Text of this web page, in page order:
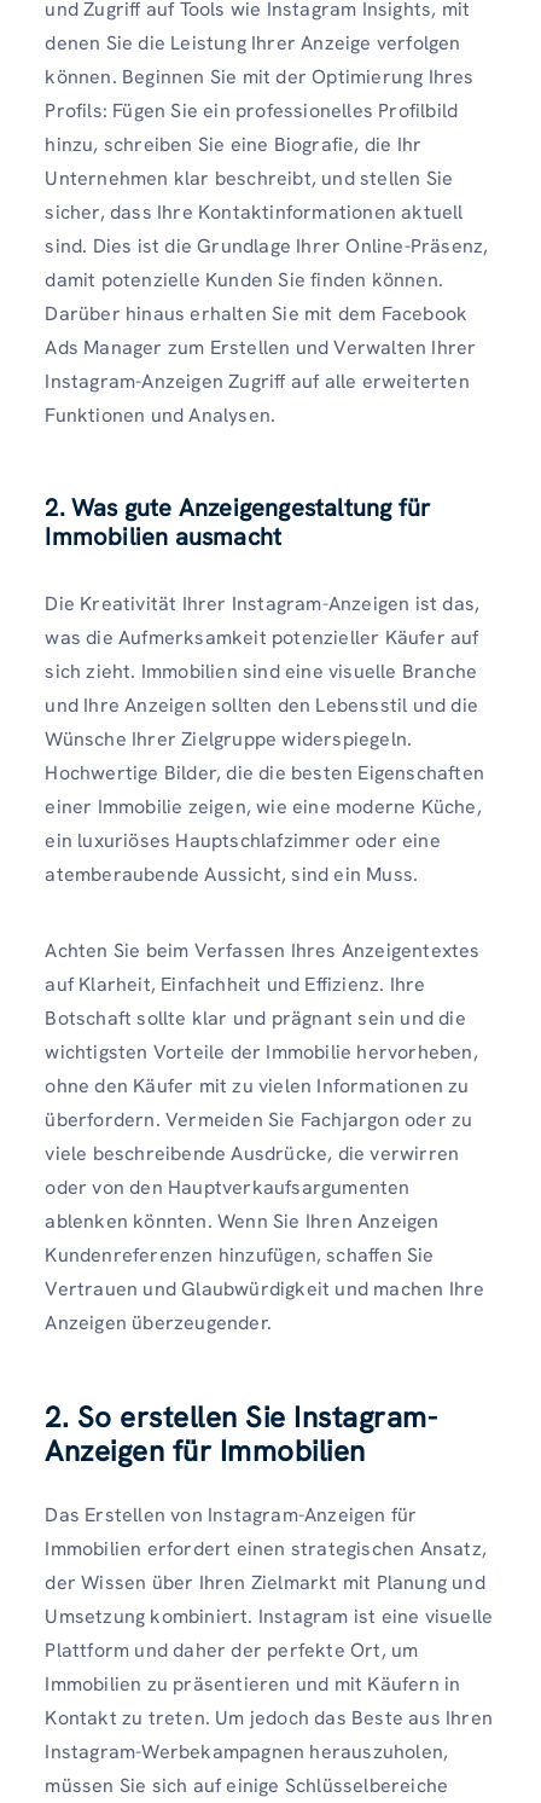
und Zugriff auf Tools wie Instagram Insights, mit
denen Sie die Leistung Ihrer Anzeige verfolgen
können. Beginnen Sie mit der Optimierung Ihres
Profils: Fügen Sie ein professionelles Profilbild
hinzu, schreiben Sie eine Biografie, die Ihr
Unternehmen klar beschreibt, und stellen Sie
sicher, dass Ihre Kontaktinformationen aktuell
sind. Dies ist die Grundlage Ihrer Online-Präsenz,
damit potenzielle Kunden Sie finden können.
Darüber hinaus erhalten Sie mit dem Facebook
Ads Manager zum Erstellen und Verwalten Ihrer
Instagram-Anzeigen Zugriff auf alle erweiterten
Funktionen und Analysen.
2. Was gute Anzeigengestaltung für
Immobilien ausmacht
Die Kreativität Ihrer Instagram-Anzeigen ist das,
was die Aufmerksamkeit potenzieller Käufer auf
sich zieht. Immobilien sind eine visuelle Branche
und Ihre Anzeigen sollten den Lebensstil und die
Wünsche Ihrer Zielgruppe widerspiegeln.
Hochwertige Bilder, die die besten Eigenschaften
einer Immobilie zeigen, wie eine moderne Küche,
ein luxuriöses Hauptschlafzimmer oder eine
atemberaubende Aussicht, sind ein Muss.
Achten Sie beim Verfassen Ihres Anzeigentextes
auf Klarheit, Einfachheit und Effizienz. Ihre
Botschaft sollte klar und prägnant sein und die
wichtigsten Vorteile der Immobilie hervorheben,
ohne den Käufer mit zu vielen Informationen zu
überfordern. Vermeiden Sie Fachjargon oder zu
viele beschreibende Ausdrücke, die verwirren
oder von den Hauptverkaufsargumenten
ablenken könnten. Wenn Sie Ihren Anzeigen
Kundenreferenzen hinzufügen, schaffen Sie
Vertrauen und Glaubwürdigkeit und machen Ihre
Anzeigen überzeugender.
2. So erstellen Sie Instagram-
Anzeigen für Immobilien
Das Erstellen von Instagram-Anzeigen für
Immobilien erfordert einen strategischen Ansatz,
der Wissen über Ihren Zielmarkt mit Planung und
Umsetzung kombiniert. Instagram ist eine visuelle
Plattform und daher der perfekte Ort, um
Immobilien zu präsentieren und mit Käufern in
Kontakt zu treten. Um jedoch das Beste aus Ihren
Instagram-Werbekampagnen herauszuholen,
müssen Sie sich auf einige Schlüsselbereiche